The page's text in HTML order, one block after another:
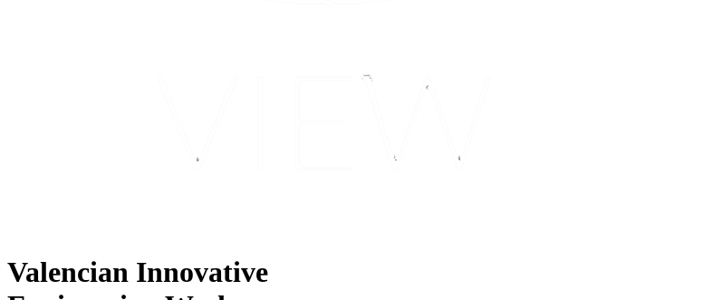
Valencian Innovative